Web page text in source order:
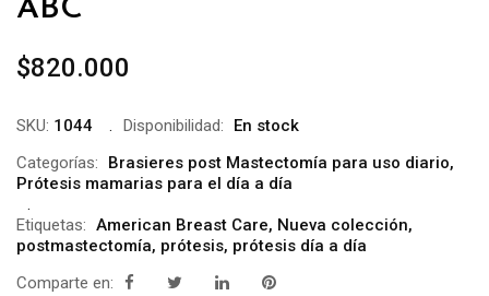
ABC
$820.000
SKU: 1044 Disponibilidad:
En stock
Categorías:
Brasieres post Mastectomía para uso diario,
Prótesis mamarias para el día a día
Etiquetas: American Breast Care, Nueva colección,
postmastectomía, prótesis, prótesis día a día
Comparte en: